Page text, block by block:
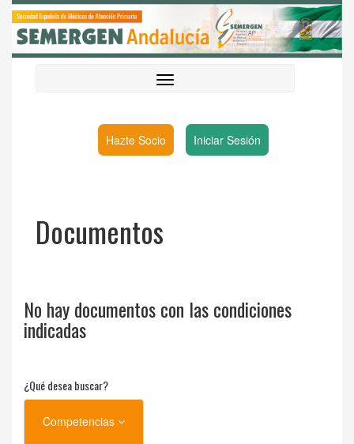
Hazte Socio Iniciar Sesión
Documentos
No hay documentos con las condiciones
indicadas
¿Qué desea buscar?
Competencias